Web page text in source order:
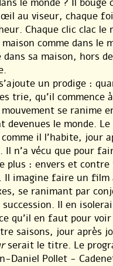
œil au viseur, chaque
Chaque clic clac le
comme dans le
dans sa maison, hors
un prodige :
trie, qu’il commence
se ranime
devenues le monde. Le
il l’habite, jour
Il n’a vécu que pour
plus : envers et contre
Il imagine faire un film
se ranimant par
Il en
qu’il en faut pour
saisons, jour après
serait le titre. Le
Daniel Pollet -